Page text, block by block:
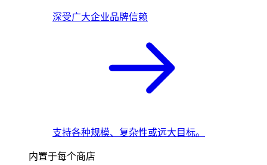
深受广大企业品牌信赖
支持各种规模、复杂性或远大目标。
内置于每个商店